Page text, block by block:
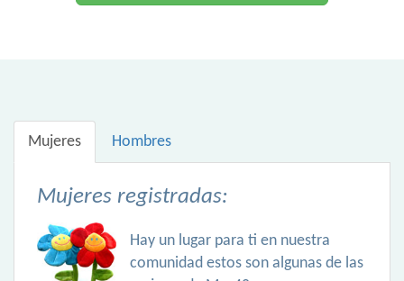
Mujeres Hombres
Mujeres registradas:
Hay un lugar para ti en nuestra
comunidad estos son algunas de las